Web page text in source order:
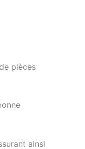
pièces
ainsi